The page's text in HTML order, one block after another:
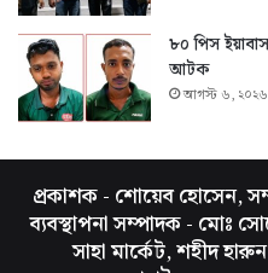
৮০ পিস
আটক
আগস্ট ৬, ২০২৬
প্রকাশক - শোয়েব হোসেন,
ব্যবস্থাপনা সম্পাদক - মোঃ
সাহা মার্কেট, শহীদ